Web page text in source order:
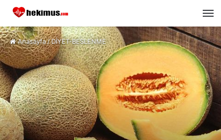
Anasayfa/DİYET-BESLENME